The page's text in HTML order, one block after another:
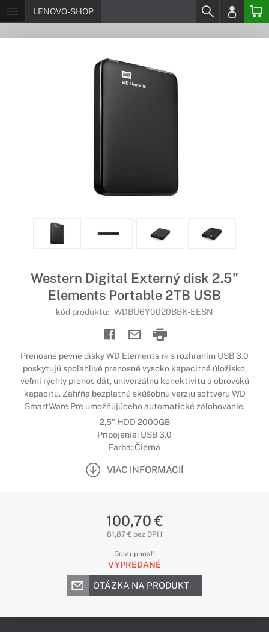
LENOVO-SHOP
Western Digital Externý disk 2.5"
Elements Portable 2TB USB
kód produktu: WDBU6Y0020BBK-EESN
Prenosné pevné disky WD Elements ™ s rozhraním USB 3.0
poskytujú spoľahlivé prenosné vysoko kapacitné úložisko,
veľmi rýchly prenos dát, univerzálnu konektivitu a obrovskú
kapacitu. Zahŕňa bezplatnú skúšobnú verziu softvéru WD
SmartWare Pre umožňujúceho automatické zálohovanie.
2,5" HDD 2000GB
Pripojenie: USB 3.0
Farba: Čierna
VIAC INFORMÁCIÍ
100,70 €
81,87 € bez DPH
Dostupnosť:
VYPREDANÉ
OTÁZKA NA PRODUKT